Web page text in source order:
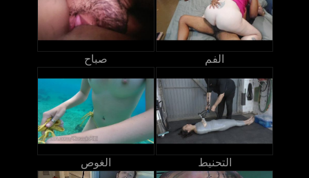
صباح الفم
الغوص التحنيط